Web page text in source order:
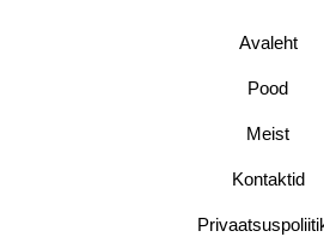
Avaleht
Pood
Meist
Kontaktid